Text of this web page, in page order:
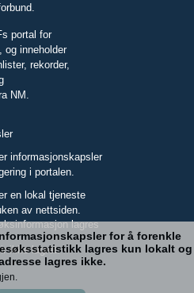
portal for
og inneholder
rekorder,
NM.
informasjonskapsler
i portalen.
en lokal tjeneste
av nettsiden.
lagres
ikke lagret.
for å forenkle
lagres kun lokalt og
lagres ikke.